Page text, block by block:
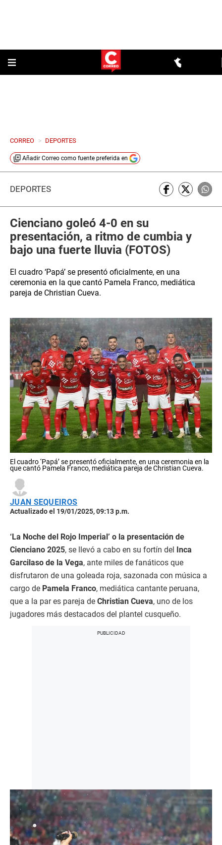
CORREO > DEPORTES
Añadir Correo como fuente preferida en
DEPORTES
Cienciano goleó 4-0 en su
presentación, a ritmo de cumbia y
bajo una fuerte lluvia (FOTOS)
El cuadro ‘Papá’ se presentó oficialmente, en una
ceremonia en la que cantó Pamela Franco, mediática
pareja de Christian Cueva.
El cuadro ‘Papá’ se presentó oficialmente, en una ceremonia en la
que cantó Pamela Franco, mediática pareja de Christian Cueva.
JUAN SEQUEIROS
Actualizado el 19/01/2025, 09:13 p.m.
‘La Noche del Rojo Imperial’ o la presentación de
Cienciano 2025, se llevó a cabo en su fortín del Inca
Garcilaso de la Vega, ante miles de fanáticos que
disfrutaron de una goleada roja, sazonada con música a
cargo de Pamela Franco, mediática cantante peruana,
que a la par es pareja de Christian Cueva, uno de los
jugadores más destacados del plantel cusqueño.